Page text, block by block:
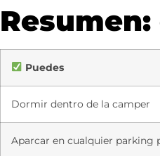
Puedes
Dormir dentro de la camper
Aparcar en cualquier parking